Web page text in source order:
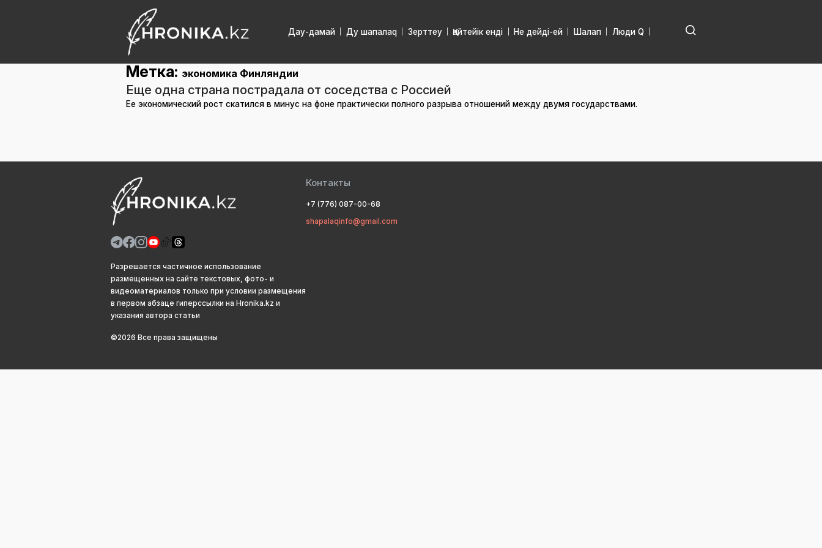
Дау-дамай Ду шапалаq Зерттеу Қайтейік енді Не дейді-ей Шалап Люди Q
Метка: экономика Финляндии
Еще одна страна пострадала от соседства с Россией
Ее экономический рост скатился в минус на фоне практически полного разрыва отношений между двумя государствами.
Разрешается частичное использование
размещенных на сайте текстовых, фото- и
видеоматериалов только при условии размещения
в первом абзаце гиперссылки на Hronika.kz и
указания автора статьи
©2026 Все права защищены
Контакты
+7 (776) 087-00-68
shapalaqinfo@gmail.com